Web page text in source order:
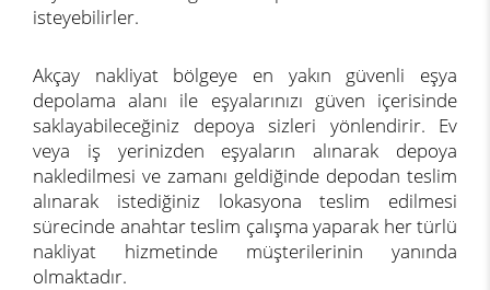
isteyebilirler.
Akçay nakliyat bölgeye en yakın güvenli eşya
depolama alanı ile eşyalarınızı güven içerisinde
saklayabileceğiniz depoya sizleri yönlendirir. Ev
veya iş yerinizden eşyaların alınarak depoya
nakledilmesi ve zamanı geldiğinde depodan teslim
alınarak istediğiniz lokasyona teslim edilmesi
sürecinde anahtar teslim çalışma yaparak her türlü
nakliyat hizmetinde müşterilerinin yanında
olmaktadır.